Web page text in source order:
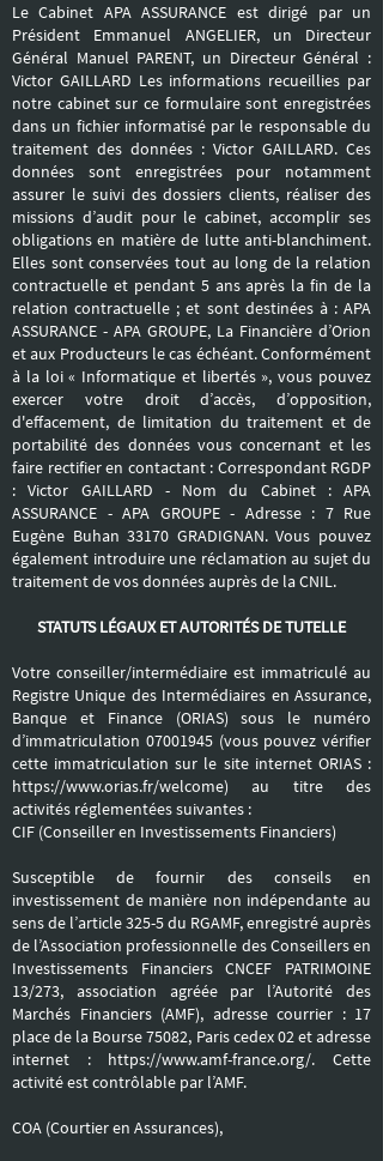
Le Cabinet APA ASSURANCE est dirigé par un
Président Emmanuel ANGELIER, un Directeur
Général Manuel PARENT, un Directeur Général :
Victor GAILLARD Les informations recueillies par
notre cabinet sur ce formulaire sont enregistrées
dans un fichier informatisé par le responsable du
traitement des données : Victor GAILLARD. Ces
données sont enregistrées pour notamment
assurer le suivi des dossiers clients, réaliser des
missions d’audit pour le cabinet, accomplir ses
obligations en matière de lutte anti-blanchiment.
Elles sont conservées tout au long de la relation
contractuelle et pendant 5 ans après la fin de la
relation contractuelle ; et sont destinées à : APA
ASSURANCE - APA GROUPE, La Financière d’Orion
et aux Producteurs le cas échéant. Conformément
à la loi « Informatique et libertés », vous pouvez
exercer votre droit d’accès, d’opposition,
d'effacement, de limitation du traitement et de
portabilité des données vous concernant et les
faire rectifier en contactant : Correspondant RGDP
: Victor GAILLARD - Nom du Cabinet : APA
ASSURANCE - APA GROUPE - Adresse : 7 Rue
Eugène Buhan 33170 GRADIGNAN. Vous pouvez
également introduire une réclamation au sujet du
traitement de vos données auprès de la CNIL.
STATUTS LÉGAUX ET AUTORITÉS DE TUTELLE
Votre conseiller/intermédiaire est immatriculé au
Registre Unique des Intermédiaires en Assurance,
Banque et Finance (ORIAS) sous le numéro
d’immatriculation 07001945(vous pouvez vérifier
cette immatriculation sur le site internet ORIAS :
https://www.orias.fr/welcome) au titre des
activités réglementées suivantes :
CIF (Conseiller en Investissements Financiers)
Susceptible de fournir des conseils en
investissement de manière non indépendante au
sens de l’article 325-5 du RGAMF, enregistré auprès
de l’Association professionnelle des Conseillers en
Investissements Financiers CNCEF PATRIMOINE
13/273, association agréée par l’Autorité des
Marchés Financiers (AMF), adresse courrier : 17
place de la Bourse 75082, Paris cedex 02 et adresse
internet : https://www.amf-france.org/. Cette
activité est contrôlable par l’AMF.
COA (Courtier en Assurances),